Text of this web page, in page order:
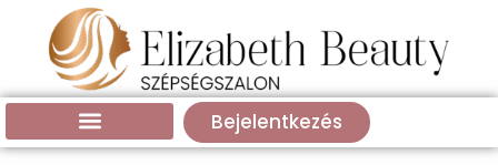
Bejelentkezés